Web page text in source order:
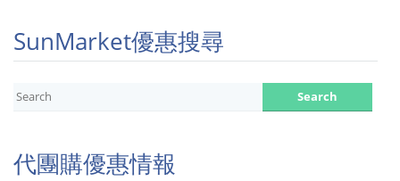
SunMarket優惠搜尋
代團購優惠情報